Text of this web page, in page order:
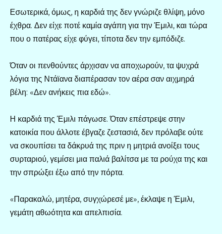
Εσωτερικά, όμως, η καρδιά της δεν γνώριζε θλίψη, μόνο
έχθρα. Δεν είχε ποτέ καμία αγάπη για την Έμιλι, και τώρα
που ο πατέρας είχε φύγει, τίποτα δεν την εμπόδιζε.
Όταν οι πενθούντες άρχισαν να αποχωρούν, τα ψυχρά
λόγια της Ντάϊανα διαπέρασαν τον αέρα σαν αιχμηρά
βέλη: «Δεν ανήκεις πια εδώ».
Η καρδιά της Έμιλι πάγωσε. Όταν επέστρεψε στην
κατοικία που άλλοτε έβγαζε ζεστασιά, δεν πρόλαβε ούτε
να σκουπίσει τα δάκρυά της πριν η μητριά ανοίξει τους
συρταριού, γεμίσει μια παλιά βαλίτσα με τα ρούχα της και
την σπρώξει έξω από την πόρτα.
«Παρακαλώ, μητέρα, συγχώρεσέ με», έκλαψε η Έμιλι,
γεμάτη αθωότητα και απελπισία.